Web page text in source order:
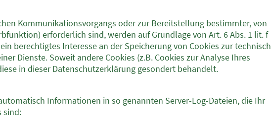
Kommunikationsvorgangs oder zur Bereitstellung bestimmter, von
erforderlich sind, werden auf Grundlage von Art. 6 Abs. 1 lit. f
berechtigtes Interesse an der Speicherung von Cookies zur technisch
Dienste. Soweit andere Cookies (z.B. Cookies zur Analyse Ihres
in dieser Datenschutzerklärung gesondert behandelt.
Informationen in so genannten Server-Log-Dateien, die Ihr
sind: